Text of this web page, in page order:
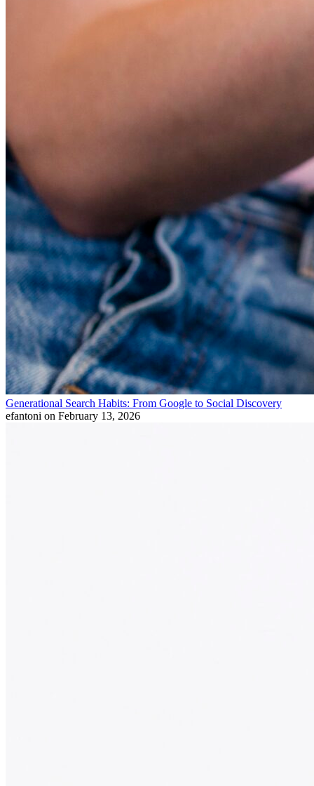
Generational Search Habits: From Google to Social Discovery
efantoni on February 13, 2026